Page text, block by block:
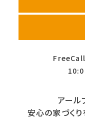
FreeCall
アール
安心の家づくり